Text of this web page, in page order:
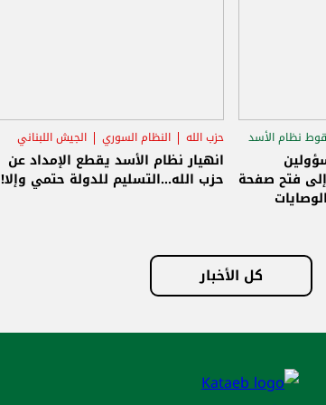
نظام الأسد
فتح صفحة
حزب الله النظام السوري الجيش اللبناني
انهيار نظام الأسد يقطع الإمداد عن
حزب الله...التسليم للدولة حتمي وإلا!
كل الأخبار